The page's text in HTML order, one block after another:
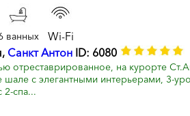
ванных
Wi-Fi
Санкт Антон ID: 6080
отреставрированное, на курорте
с элегантными интерьерами, 3-
2-спа...